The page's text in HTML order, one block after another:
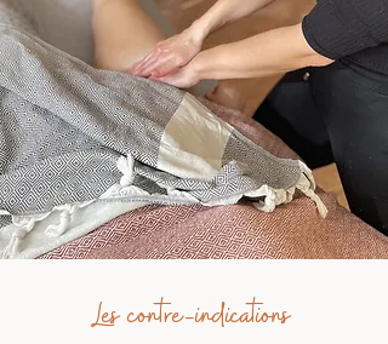
Les contre-indications ​